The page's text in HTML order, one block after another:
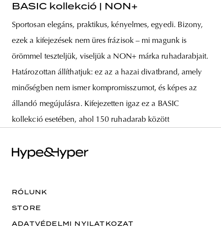
BASIC kollekció | NON+
Sportosan elegáns, praktikus, kényelmes, egyedi. Bizony,
ezek a kifejezések nem üres frázisok – mi magunk is
örömmel teszteljük, viseljük a NON+ márka ruhadarabjait.
Határozottan állíthatjuk: ez az a hazai divatbrand, amely
minőségben nem ismer kompromisszumot, és képes az
állandó megújulásra. Kifejezetten igaz ez a BASIC
kollekció esetében, ahol 150 ruhadarab között
RÓLUNK
STORE
ADATVÉDELMI NYILATKOZAT